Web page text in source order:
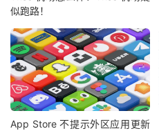
似跑路！
App Store 不提示外区应用更新